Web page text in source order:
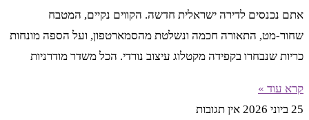
אתם נכנסים לדירה ישראלית חדשה. הקווים נקיים, המטבח
שחור-מט, התאורה חכמה ונשלטת מהסמארטפון, ועל הספה מונחות
כריות שנבחרו בקפידה מקטלוג עיצוב נורדי. הכל משדר מודרניות
קרא עוד »
25 ביוני 2026
אין תגובות